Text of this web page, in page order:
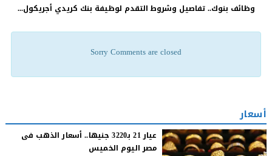
وظائف بنوك.. تفاصيل وشروط التقدم لوظيفة بنك كريدي أجريكول...
Sorry Comments are closed
أسعار
عيار 21 بـ3220 جنيها.. أسعار الذهب فى
مصر اليوم الخميس